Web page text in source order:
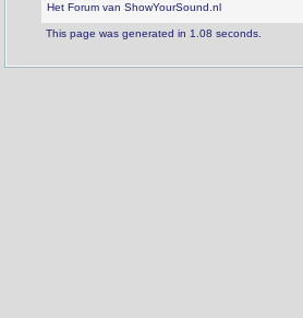
Het Forum van ShowYourSound.nl
This page was generated in 1.08 seconds.